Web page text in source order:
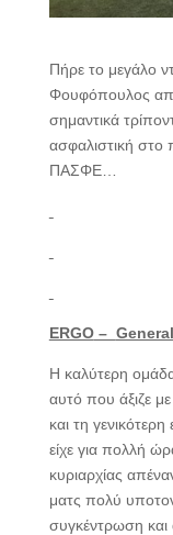
Πήρε το μεγάλο
Φουφόπουλος
σημαντικά
ασφαλιστική στο
ΠΑΣΦΕ…
ERGO–
Η καλύτερη
αυτό που άξιζε
και τη
είχε για πολλή
κυριαρχίας
ματς πολύ
συγκέντρωση